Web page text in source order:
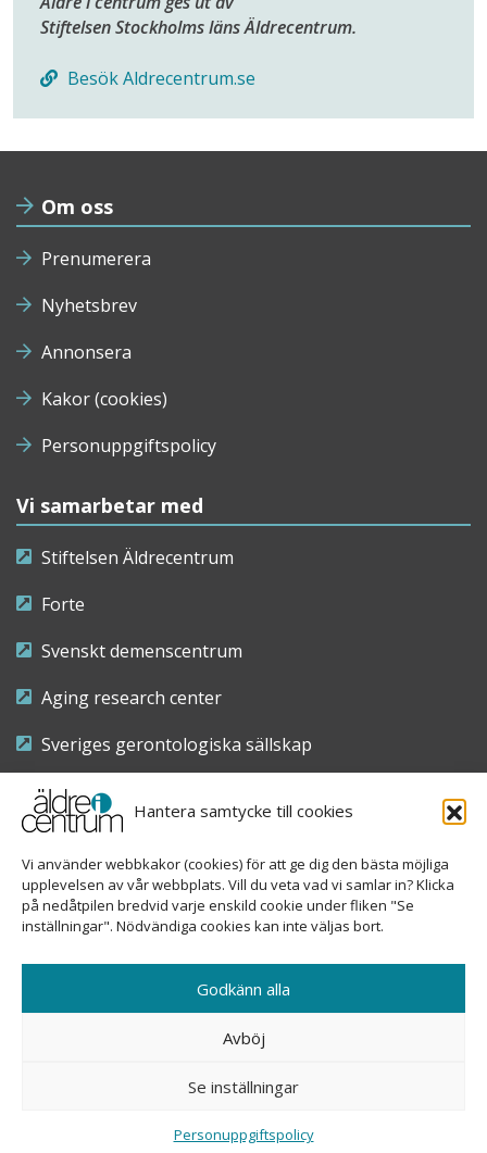
Hantera samtycke till cookies
Vi använder webbkakor (cookies) för att ge dig den bästa möjliga
upplevelsen av vår webbplats. Vill du veta vad vi samlar in? Klicka
på nedåtpilen bredvid varje enskild cookie under fliken "Se
inställningar". Nödvändiga cookies kan inte väljas bort.
Godkänn alla
Avböj
Se inställningar
Personuppgiftspolicy
Stiftelsen Stockholms läns Äldrecentrum.
Besök Aldrecentrum.se
Om oss
Prenumerera
Nyhetsbrev
Annonsera
Kakor (cookies)
Personuppgiftspolicy
Vi samarbetar med
Stiftelsen Äldrecentrum
Forte
Svenskt demenscentrum
Aging research center
Sveriges gerontologiska sällskap
Riksföreningen för sjuksköterskor inom äldre- och
demensvård
Nationellt kompetenscentrum anhöriga
Sveavägen 155, 113 46 Stockholm
08-690 58 84
info@aldreicentrum.se
Ansvarig utgivare: Åsa Hedberg Rundgren